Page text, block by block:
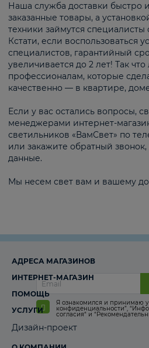
Наша служба доставки быстро
заказанные товары, а
техники займутся
Кстати, если воспользоваться
специалистов, гарантийный
увеличивается до 2 лет! Так
профессионалам, которые
качественно — в квартире,
Если у вас остались вопросы,
менеджерами интернет-
светильников «ВамСвет» по
или закажите обратный звонок,
данные.
Мы несем свет вам и вашему
Я ознакомился и принимаю
конфиденциальности”,
согласия“ и
АДРЕСА МАГАЗИНОВ
ИНТЕРНЕТ-МАГАЗИН
ПОМОЩЬ
УСЛУГИ
Дизайн-проект